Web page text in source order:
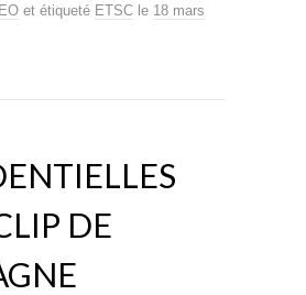
et étiqueté ETSC le 18 mars
DE